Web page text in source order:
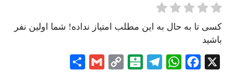
کسی تا به حال به این مطلب امتیاز نداده! شما اولین نفر
باشید
X
Facebook
WhatsApp
Telegram
Balatarin
Copy
Gmail